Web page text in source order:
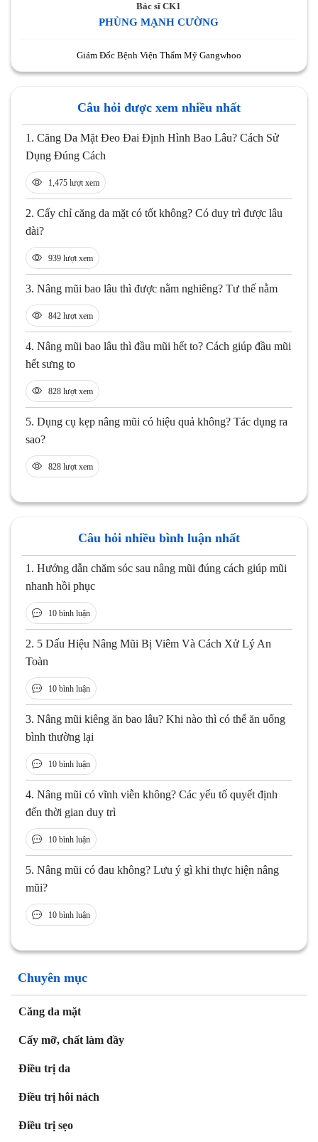
Chuyên mục
Căng da mặt
Cấy mỡ, chất làm đầy
Điều trị da
Điều trị hôi nách
Điều trị sẹo
Bác sĩ CK1
PHÙNG MẠNH CƯỜNG
Giám Đốc Bệnh Viện Thẩm Mỹ Gangwhoo
Câu hỏi được xem nhiều nhất
1. Căng Da Mặt Đeo Đai Định Hình Bao Lâu? Cách Sử
Dụng Đúng Cách
1,475 lượt xem
2. Cấy chỉ căng da mặt có tốt không? Có duy trì được lâu
dài?
939 lượt xem
3. Nâng mũi bao lâu thì được nằm nghiêng? Tư thế nằm
842 lượt xem
4. Nâng mũi bao lâu thì đầu mũi hết to? Cách giúp đầu mũi
hết sưng to
828 lượt xem
5. Dụng cụ kẹp nâng mũi có hiệu quả không? Tác dụng ra
sao?
828 lượt xem
Câu hỏi nhiều bình luận nhất
1. Hướng dẫn chăm sóc sau nâng mũi đúng cách giúp mũi
nhanh hồi phục
10 bình luận
2. 5 Dấu Hiệu Nâng Mũi Bị Viêm Và Cách Xử Lý An
Toàn
10 bình luận
3. Nâng mũi kiêng ăn bao lâu? Khi nào thì có thể ăn uống
bình thường lại
10 bình luận
4. Nâng mũi có vĩnh viễn không? Các yếu tố quyết định
đến thời gian duy trì
10 bình luận
5. Nâng mũi có đau không? Lưu ý gì khi thực hiện nâng
mũi?
10 bình luận